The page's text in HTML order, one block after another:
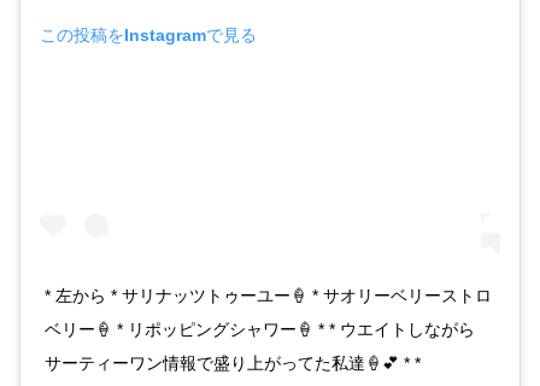
この投稿をInstagramで見る
* 左から * サリナッツトゥーユー🍦 * サオリーベリーストロ
ベリー🍦 * リポッピングシャワー🍦 * * ウエイトしながら
サーティーワン情報で盛り上がってた私達🍦💕 * *